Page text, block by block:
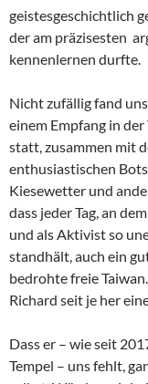
geistesgeschichtlich
der am präzisesten
kennenlernen durfte.
Nicht zufällig fand
einem Empfang in
statt, zusammen mit
enthusiastischen
Kiesewetter und
dass jeder Tag, an
und als Aktivist so
standhält, auch ein
bedrohte freie
Richard seit je her
Dass er – wie seit
Tempel – uns fehlt,